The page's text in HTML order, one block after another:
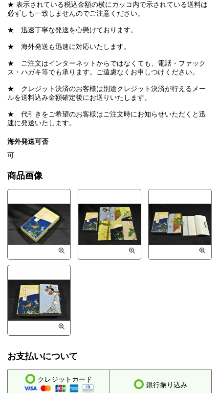
★ 表示されている税込金額の横にカッコ内で示されている送料は
必ずしも一致しませんのでご注意ください。
★ 迅速丁寧な発送を心懸けております。
★ 海外発送も迅速に対応いたします。
★ ご注文はインターネットからではなくても、電話・ファック
ス・ハガキ等でも承ります。ご遠慮なくお申しつけください。
★ クレジット決済のお客様は別途クレジット決済が行えるメー
ルを送料込み金額確定後にお送りいたします。
★ 代引きをご希望のお客様はご注文時にお知らせいただくと迅
速に発送いたします。
海外発送可否
可
商品画像
お支払いについて
クレジットカード
銀行振り込み